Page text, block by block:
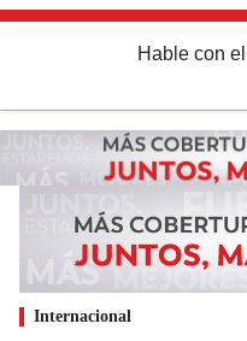
Hable con el
Internacional